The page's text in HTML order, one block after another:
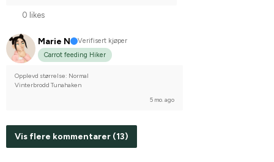
0 likes
Marie N
Verifisert kjøper
Carrot feeding Hiker
Opplevd størrelse: Normal
Vinterbrodd Tunahaken
5 mo. ago
Vis flere kommentarer (13)